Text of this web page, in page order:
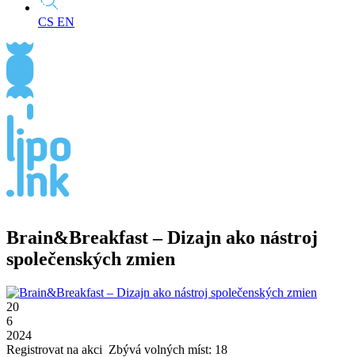
CS EN
Brain&Breakfast – Dizajn ako nástroj
společenských zmien
20
6
2024
Registrovat na akci Zbývá volných míst: 18